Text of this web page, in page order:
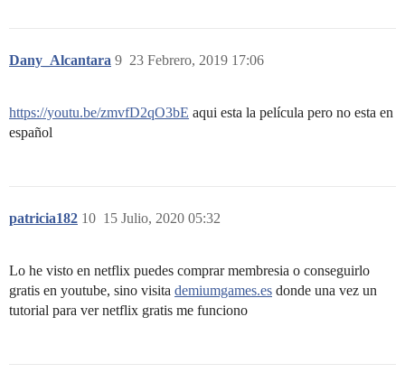
Dany_Alcantara 23 Febrero, 2019 17:06
9
https://youtu.be/zmvfD2qO3bE aqui esta la película pero no esta en
español
patricia182 15 Julio, 2020 05:32
10
Lo he visto en netflix puedes comprar membresia o conseguirlo
gratis en youtube, sino visita demiumgames.es donde una vez un
tutorial para ver netflix gratis me funciono